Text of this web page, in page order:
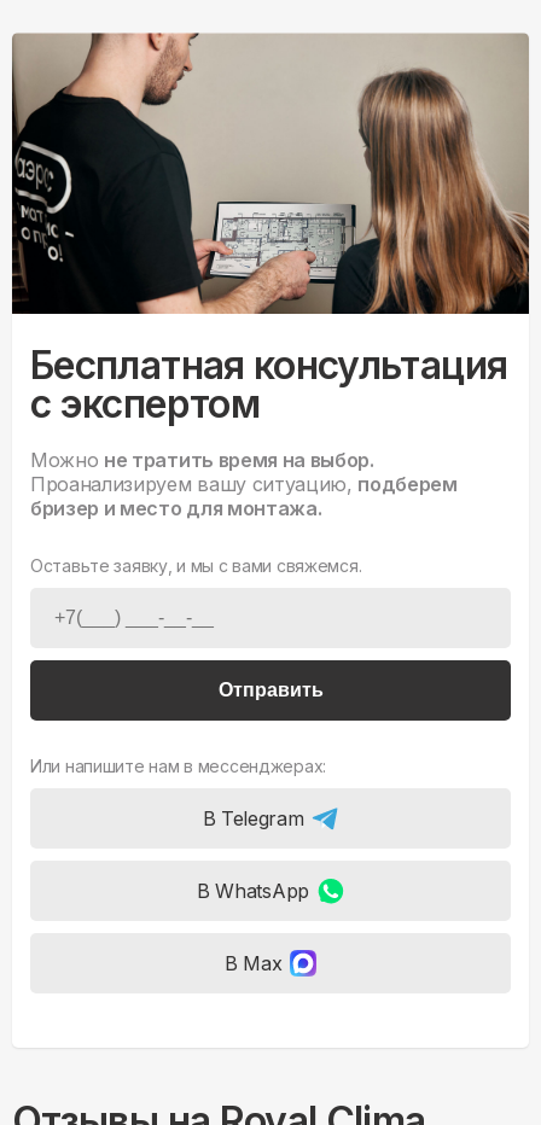
Бесплатная консультация
с экспертом
Можно не тратить время на выбор.
Проанализируем вашу ситуацию, подберем
бризер и место для монтажа.
Оставьте заявку, и мы с вами свяжемся.
Отправить
Или напишите нам в мессенджерах:
В Telegram
В WhatsApp
В Max